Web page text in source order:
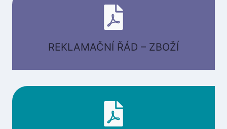
REKLAMAČNÍ ŘÁD – ZBOŽÍ